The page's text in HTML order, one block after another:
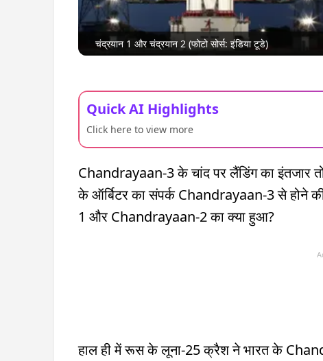
चंद्रयान 1 और चंद्रयान 2 (फोटो सोर्स: इंडिया टूडे)
Quick AI Highlights
Click here to view more
Chandrayaan-3 के चांद पर लैंडिंग का इंतजार
के ऑर्बिटर का संपर्क Chandrayaan-3 से होने
1 और Chandrayaan-2 का क्या हुआ?
हाल ही में रूस के लूना-25 क्रैश ने भारत के